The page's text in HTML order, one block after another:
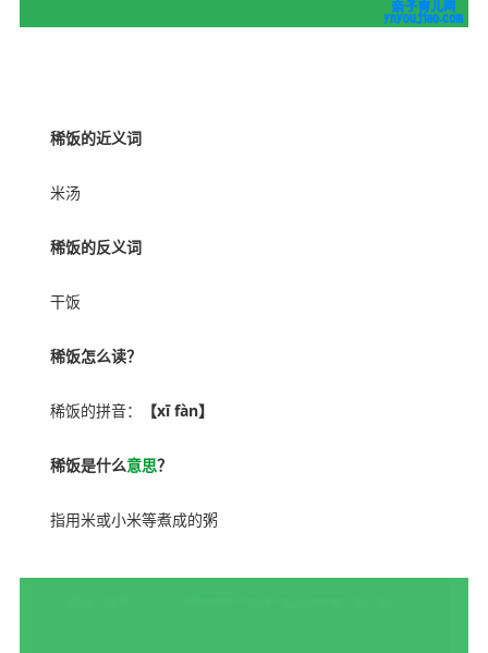
稀饭的近义词
米汤
稀饭的反义词
干饭
稀饭怎么读？
稀饭的拼音： 【xī fàn】
稀饭是什么意思？
指用米或小米等煮成的粥